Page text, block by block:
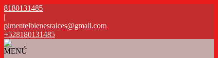
8180131485
|
pimentelbienesraices@gmail.com
+528180131485
MENÚ